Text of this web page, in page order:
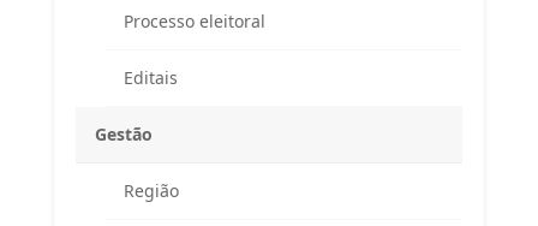
Processo eleitoral
Editais
Gestão
Região